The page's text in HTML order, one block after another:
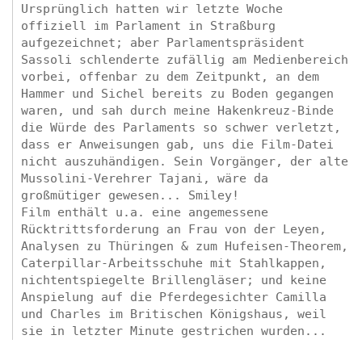
Ursprünglich hatten wir letzte Woche
offiziell im Parlament in Straßburg
aufgezeichnet; aber Parlamentspräsident
Sassoli schlenderte zufällig am Medienbereich
vorbei, offenbar zu dem Zeitpunkt, an dem
Hammer und Sichel bereits zu Boden gegangen
waren, und sah durch meine Hakenkreuz-Binde
die Würde des Parlaments so schwer verletzt,
dass er Anweisungen gab, uns die Film-Datei
nicht auszuhändigen. Sein Vorgänger, der alte
Mussolini-Verehrer Tajani, wäre da
großmütiger gewesen... Smiley!
Film enthält u.a. eine angemessene
Rücktrittsforderung an Frau von der Leyen,
Analysen zu Thüringen & zum Hufeisen-Theorem,
Caterpillar-Arbeitsschuhe mit Stahlkappen,
nichtentspiegelte Brillengläser; und keine
Anspielung auf die Pferdegesichter Camilla
und Charles im Britischen Königshaus, weil
sie in letzter Minute gestrichen wurden...